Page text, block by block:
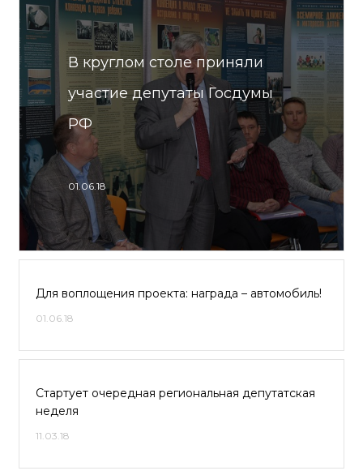
В круглом столе приняли
участие депутаты Госдумы
РФ
01.06.18
Для воплощения проекта: награда – автомобиль!
01.06.18
Стартует очередная региональная депутатская
неделя
11.03.18